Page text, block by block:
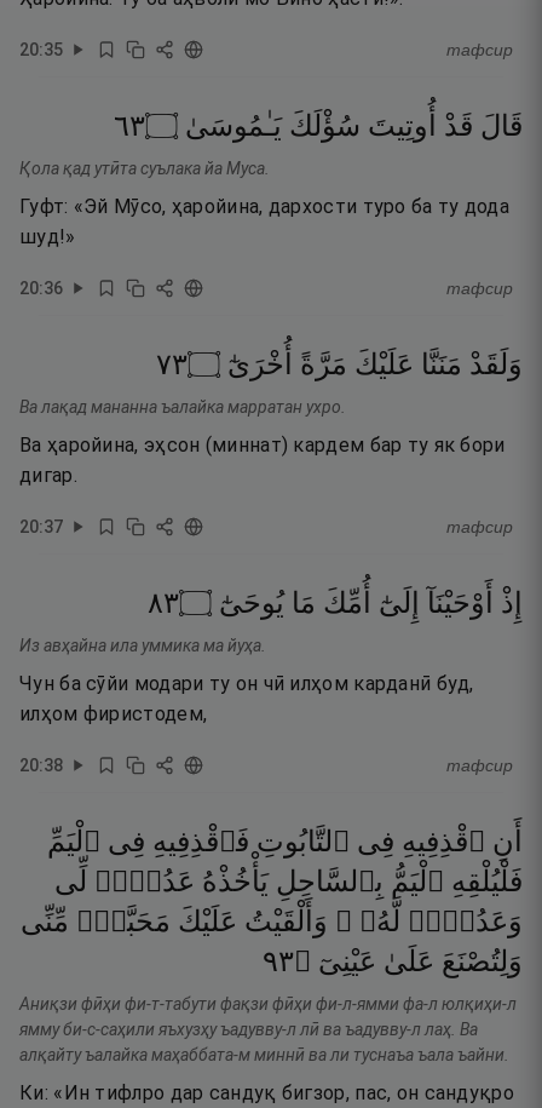
20:35 тафсир
قَالَ قَدْ أُوتِيتَ سُؤْلَكَ يَـٰمُوسَىٰ ۝٣٦
Қола қад утӣта суълака йа Муса.
Гуфт: «Эй Мӯсо, ҳаройина, дархости туро ба ту дода
шуд!»
20:36 тафсир
وَلَقَدْ مَنَنَّا عَلَيْكَ مَرَّةً أُخْرَىٰٓ ۝٣٧
Ва лақад мананна ъалайка марратан ухро.
Ва ҳаройина, эҳсон (миннат) кардем бар ту як бори
дигар.
20:37 тафсир
إِذْ أَوْحَيْنَآ إِلَىٰٓ أُمِّكَ مَا يُوحَىٰٓ ۝٣٨
Из авҳайна ила уммика ма йуҳа.
Чун ба сӯйи модари ту он чӣ илҳом карданӣ буд,
илҳом фиристодем,
20:38 тафсир
أَنِ ٱقْذِفِيهِ فِى ٱلتَّابُوتِ فَٱقْذِفِيهِ فِى ٱلْيَمِّ
فَلْيُلْقِهِ ٱلْيَمُّ بِٱلسَّاحِلِ يَأْخُذْهُ عَدُوٌّۭ لِّى
وَعَدُوٌّۭ لَّهُۥ ۚ وَأَلْقَيْتُ عَلَيْكَ مَحَبَّةًۭ مِّنِّى
وَلِتُصْنَعَ عَلَىٰ عَيْنِىٓ ۝٣٩
Аниқзи фӣҳи фи-т-табути фақзи фӣҳи фи-л-ямми фа-л юлқиҳи-л
ямму би-с-саҳили яъхузҳу ъадувву-л лӣ ва ъадувву-л лаҳ. Ва
алқайту ъалайка маҳаббата-м миннӣ ва ли туснаъа ъала ъайни.
Ки: «Ин тифлро дар сандуқ бигзор, пас, он сандуқро